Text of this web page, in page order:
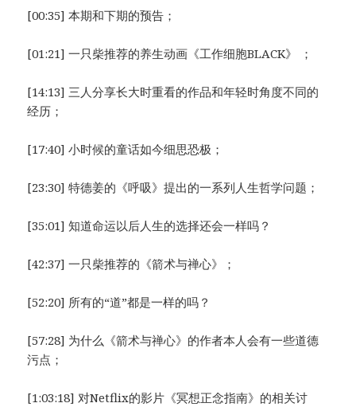
[00:35] 本期和下期的预告；
[01:21] 一只柴推荐的养生动画《工作细胞BLACK》 ；
[14:13] 三人分享长大时重看的作品和年轻时角度不同的
经历；
[17:40] 小时候的童话如今细思恐极；
[23:30] 特德姜的《呼吸》提出的一系列人生哲学问题；
[35:01] 知道命运以后人生的选择还会一样吗？
[42:37] 一只柴推荐的《箭术与禅心》；
[52:20] 所有的“道”都是一样的吗？
[57:28] 为什么《箭术与禅心》的作者本人会有一些道德
污点；
[1:03:18] 对Netflix的影片《冥想正念指南》的相关讨